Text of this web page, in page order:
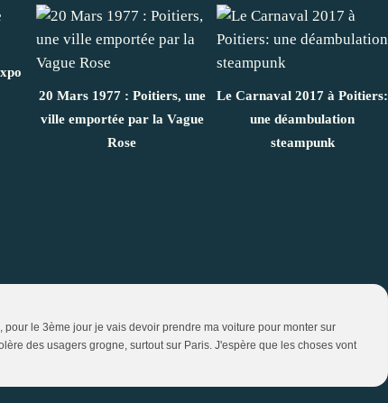
20 Mars 1977 : Poitiers, une
ville emportée par la Vague
Rose
Le Carnaval 2017 à Poitiers:
une déambulation
steampunk
le 3ème jour je vais devoir prendre ma voiture pour monter sur
des usagers grogne, surtout sur Paris. J'espère que les choses vont